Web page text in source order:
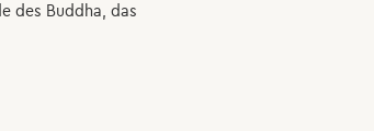
des Buddha, das